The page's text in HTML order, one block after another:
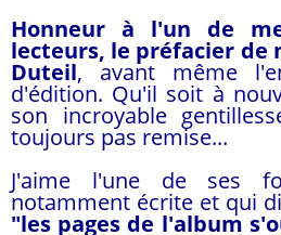
Honneur à l'un de
lecteurs, le préfacier de
Duteil, avant même
d'édition. Qu'il soit à
son incroyable
toujours pas remise...
J'aime l'une de ses
notamment écrite et qui
"les pages de l'album